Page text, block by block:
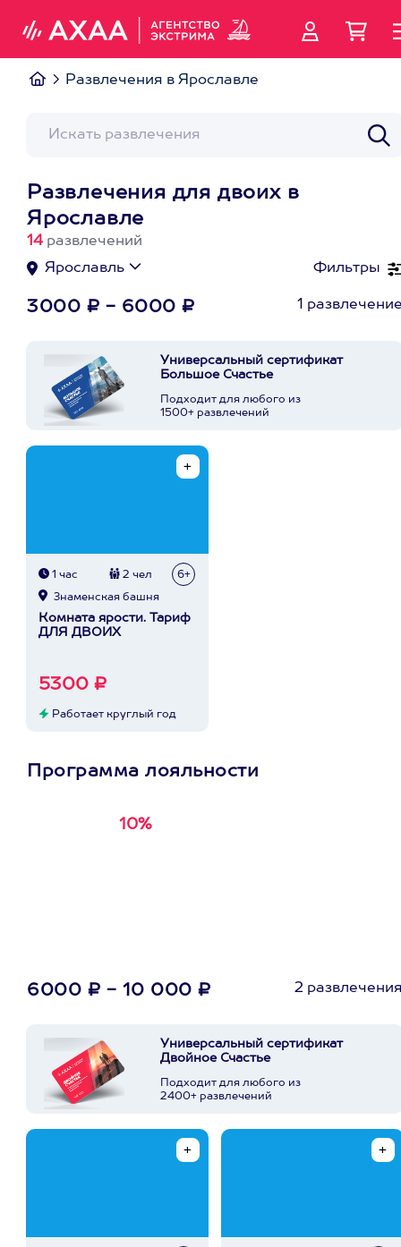
Развлечения в Ярославле
Развлечения для двоих в
Ярославле
14 развлечений
Фильтры
Ярославль
3000 ₽ - 6000 ₽ 1
Универсальный сертификат
Большое Счастье
Подходит для любого из
1500+ развлечений
1 час 2 чел 6+
Знаменская башня
Комната ярости. Тариф
ДЛЯ ДВОИХ
5300 ₽
Работает круглый год
Программа лояльности
10%
6000 ₽ - 10 000 ₽ 2
Универсальный сертификат
Двойное Счастье
Подходит для любого из
2400+ развлечений